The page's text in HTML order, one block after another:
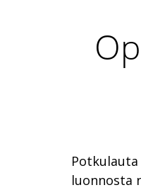
luonnosta